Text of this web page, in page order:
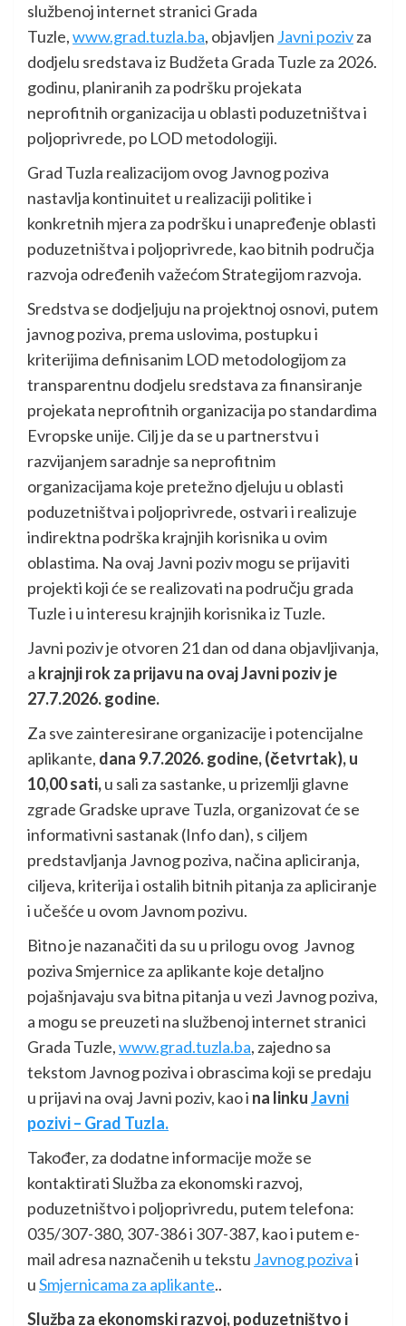
službenoj internet stranici Grada
Tuzle,www.grad.tuzla.ba, objavljen Javni pozivza
dodjelu sredstava iz Budžeta Grada Tuzle za 2026.
godinu, planiranih za podršku projekata
neprofitnih organizacija u oblasti poduzetništva i
poljoprivrede, po LOD metodologiji.
Grad Tuzla realizacijom ovog Javnog poziva
nastavlja kontinuitet u realizaciji politike i
konkretnih mjera za podršku i unapređenje oblasti
poduzetništva i poljoprivrede, kao bitnih područja
razvoja određenih važećom Strategijom razvoja.
Sredstva se dodjeljuju na projektnoj osnovi, putem
javnog poziva, prema uslovima, postupku i
kriterijima definisanim LOD metodologijom za
transparentnu dodjelu sredstava za finansiranje
projekata neprofitnih organizacija po standardima
Evropske unije. Cilj je da se u partnerstvu i
razvijanjem saradnje sa neprofitnim
organizacijama koje pretežno djeluju u oblasti
poduzetništva i poljoprivrede, ostvari i realizuje
indirektna podrška krajnjih korisnika u ovim
oblastima. Na ovaj Javni poziv mogu se prijaviti
projekti koji će se realizovati na području grada
Tuzle i u interesu krajnjih korisnika iz Tuzle.
Javni poziv je otvoren 21 dan od dana objavljivanja,
a krajnji rok za prijavu na ovaj Javni poziv je
27.7.2026. godine.
Za sve zainteresirane organizacije i potencijalne
aplikante, dana 9.7.2026. godine,(četvrtak), u
10,00 sati,u sali za sastanke, u prizemlji glavne
zgrade Gradske uprave Tuzla, organizovat će se
informativni sastanak (Info dan), s ciljem
predstavljanja Javnog poziva, načina apliciranja,
ciljeva, kriterija i ostalih bitnih pitanja za apliciranje
i učešće u ovom Javnom pozivu.
Bitno je nazanačiti da su u prilogu ovog Javnog
poziva Smjernice za aplikante koje detaljno
pojašnjavaju sva bitna pitanja u vezi Javnog poziva,
a mogu se preuzeti na službenoj internet stranici
Grada Tuzle,www.grad.tuzla.ba, zajedno sa
tekstom Javnog poziva i obrascima koji se predaju
u prijavi na ovaj Javni poziv, kao i na linkuJavni
pozivi – Grad Tuzla.
Također, za dodatne informacije može se
kontaktirati Služba za ekonomski razvoj,
poduzetništvo i poljoprivredu, putem telefona:
035/307-380, 307-386 i 307-387, kao i putem e-
mail adresa naznačenih u tekstu Javnog pozivai
uSmjernicama za aplikante..
Služba za ekonomski razvoj, poduzetništvo i